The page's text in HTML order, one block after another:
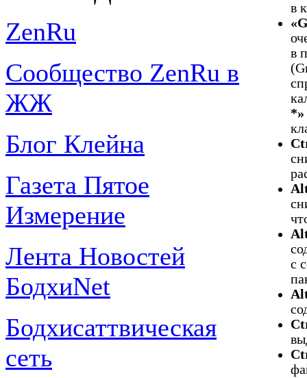
ZenRu
Сообщество ZenRu в
ЖЖ
Блог Клейна
Газета Пятое
Измерение
Лента Новостей
БодхиNet
Бодхисаттвическая
сеть
в
в
*»
с